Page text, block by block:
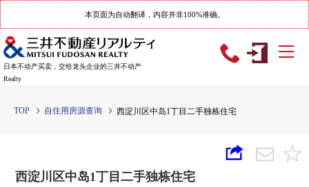
本页面为自动翻译，内容并非100%准确。
日本不动产买卖，交给龙头企业的三井不动产
Realty
TOP 自住用房源查询 西淀川区中岛1丁目二手独栋住宅
西淀川区中岛1丁目二手独栋住宅